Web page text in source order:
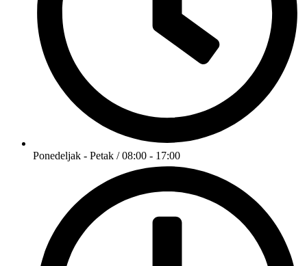
Ponedeljak - Petak / 08:00 - 17:00